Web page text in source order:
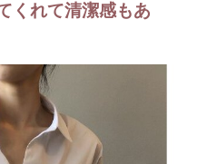
くれて清潔感もあ